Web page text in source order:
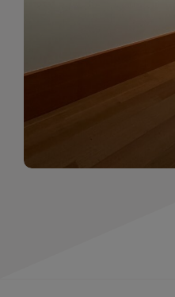
by każdy mógł
momentów.
wspominania i